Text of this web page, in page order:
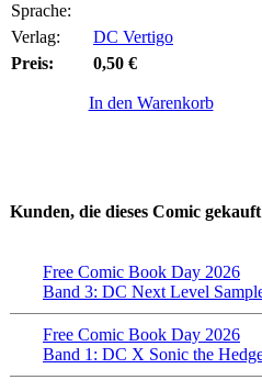
Sprache:
Verlag:
DC Vertigo
Preis:
0,50 €
In den Warenkorb
Kunden, die dieses Comic
Free Comic Book Day 2026
Band 3: DC Next Level
Free Comic Book Day 2026
Band 1: DC X Sonic the